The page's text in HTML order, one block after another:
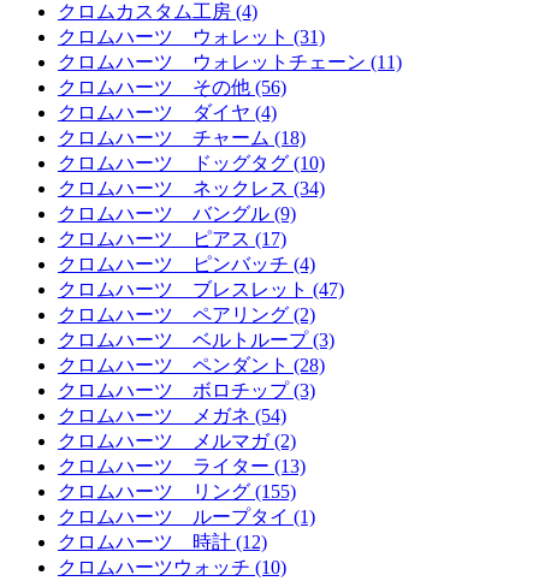
クロムカスタム工房 (4)
クロムハーツ ウォレット (31)
クロムハーツ ウォレットチェーン (11)
クロムハーツ その他 (56)
クロムハーツ ダイヤ (4)
クロムハーツ チャーム (18)
クロムハーツ ドッグタグ (10)
クロムハーツ ネックレス (34)
クロムハーツ バングル (9)
クロムハーツ ピアス (17)
クロムハーツ ピンバッチ (4)
クロムハーツ ブレスレット (47)
クロムハーツ ペアリング (2)
クロムハーツ ベルトループ (3)
クロムハーツ ペンダント (28)
クロムハーツ ボロチップ (3)
クロムハーツ メガネ (54)
クロムハーツ メルマガ (2)
クロムハーツ ライター (13)
クロムハーツ リング (155)
クロムハーツ ループタイ (1)
クロムハーツ 時計 (12)
クロムハーツウォッチ (10)